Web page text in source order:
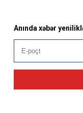
Anında xəbər